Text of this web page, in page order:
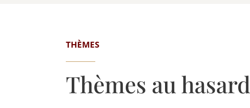
THÈMES
Thèmes au hasard